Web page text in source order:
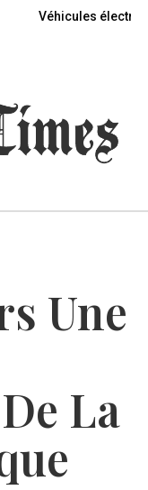
Véhicules
Une
La